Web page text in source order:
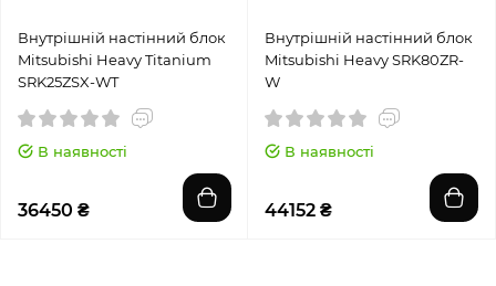
Внутрішній настінний блок
Mitsubishi Heavy Titanium
SRK25ZSX-WT
В наявності
36450 ₴
Внутрішній настінний блок
Mitsubishi Heavy SRK80ZR-
W
В наявності
44152 ₴